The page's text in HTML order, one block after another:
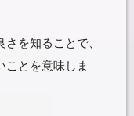
を知ることで、
ことを意味しま